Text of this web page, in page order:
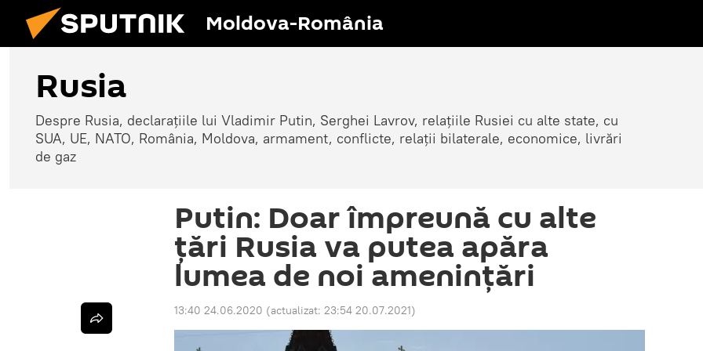
Moldova-România
Rusia
Despre Rusia, declarațiile lui Vladimir Putin, Serghei Lavrov, relațiile Rusiei cu alte state, cu
SUA, UE, NATO, România, Moldova, armament, conflicte, relații bilaterale, economice, livrări
de gaz
Putin: Doar împreună cu alte
țări Rusia va putea apăra
lumea de noi amenințări
13:40 24.06.2020 (actualizat: 23:54 20.07.2021)